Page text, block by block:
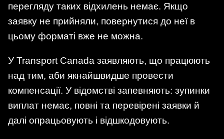
перегляду таких відхилень немає. Якщо
заявку не прийняли, повернутися до неї в
цьому форматі вже не можна.
У Transport Canada заявляють, що працюють
над тим, аби якнайшвидше провести
компенсації. У відомстві запевняють: зупинки
виплат немає, повні та перевірені заявки й
далі опрацьовують і відшкодовують.